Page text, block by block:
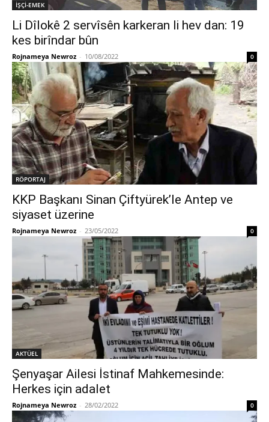
İŞÇİ-EMEK
Li Dîlokê 2 servîsên karkeran li hev dan: 19
kes birîndar bûn
Rojnameya Newroz - 10/08/2022 0
RÖPORTAJ
KKP Başkanı Sinan Çiftyürek’le Antep ve
siyaset üzerine
Rojnameya Newroz - 23/05/2022 0
AKTÜEL
Şenyaşar Ailesi İstinaf Mahkemesinde:
Herkes için adalet
Rojnameya Newroz - 28/02/2022 0